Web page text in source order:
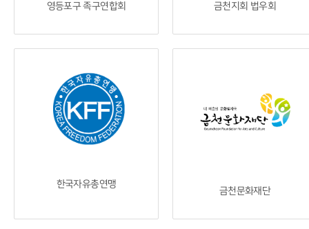
영등포구 족구연합회 금천지회 법우회
한국자유총연맹
금천문화재단